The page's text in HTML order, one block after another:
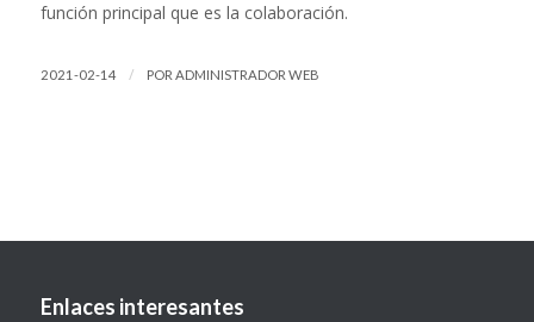
función principal que es la colaboración.
2021-02-14 / POR ADMINISTRADOR WEB
Enlaces interesantes